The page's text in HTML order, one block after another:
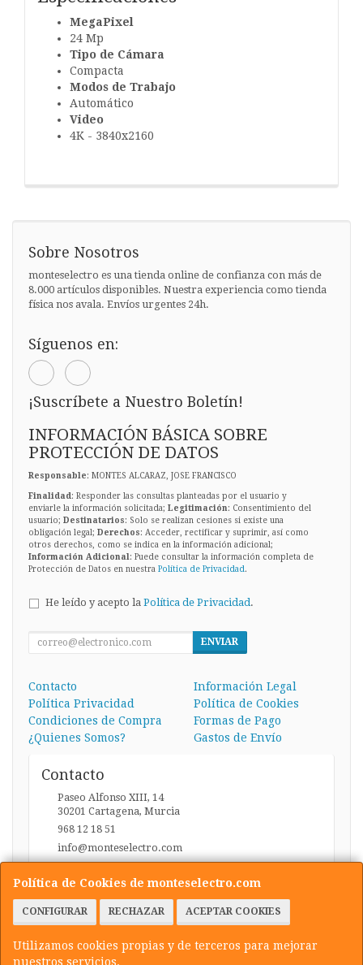
MegaPixel
24 Mp
Tipo de Cámara
Compacta
Modos de Trabajo
Automático
Video
4K - 3840x2160
Política de Cookies de monteselectro.com
CONFIGURAR RECHAZAR ACEPTAR COOKIES
Utilizamos cookies propias y de terceros para mejorar
nuestros servicios.
Sobre Nosotros
monteselectro es una tienda online de confianza con más de
8.000 artículos disponibles. Nuestra experiencia como tienda
física nos avala. Envíos urgentes 24h.
Síguenos en:
¡Suscríbete a Nuestro Boletín!
INFORMACIÓN BÁSICA SOBRE
PROTECCIÓN DE DATOS
Responsable: MONTES ALCARAZ, JOSE FRANCISCO
Finalidad : Responder las consultas planteadas por el usuario y
enviarle la información solicitada; Legitimación: Consentimiento del
usuario; Destinatarios: Solo se realizan cesiones si existe una
obligación legal; Derechos: Acceder, rectificar y suprimir, así como
otros derechos, como se indica en la información adicional;
Información Adicional : Puede consultar la información completa de
Protección de Datos en nuestra Política de Privacidad .
He leído y acepto la Política de Privacidad.
ENVIAR
Contacto
Información Legal
Política Privacidad
Política de Cookies
Condiciones de Compra
Formas de Pago
¿Quienes Somos?
Gastos de Envío
Contacto
Paseo Alfonso XIII, 14
30201 Cartagena, Murcia
968 12 18 51
info@monteselectro.com
Horario
Lunes a Viernes: 09:45-14:00 y 17:00-20:30 / Sábados:
09:45-14:00